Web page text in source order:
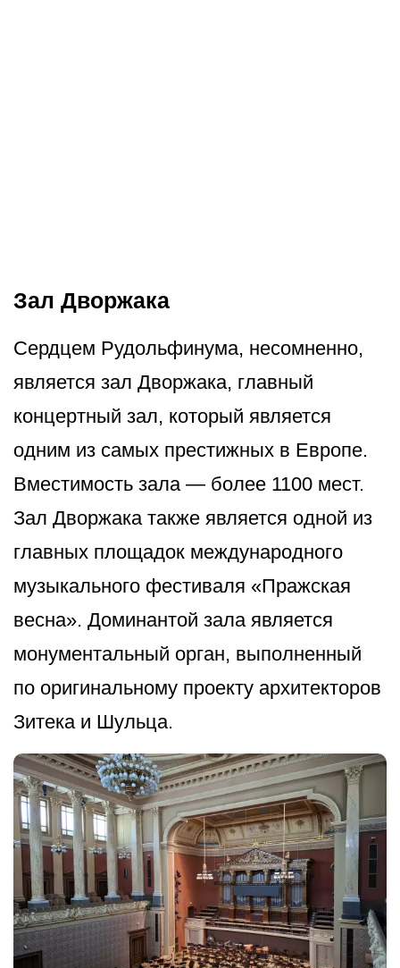
Зал Дворжака
Сердцем Рудольфинума, несомненно,
является зал Дворжака, главный
концертный зал, который является
одним из самых престижных в Европе.
Вместимость зала — более 1100 мест.
Зал Дворжака также является одной из
главных площадок международного
музыкального фестиваля «Пражская
весна». Доминантой зала является
монументальный орган, выполненный
по оригинальному проекту архитекторов
Зитека и Шульца.